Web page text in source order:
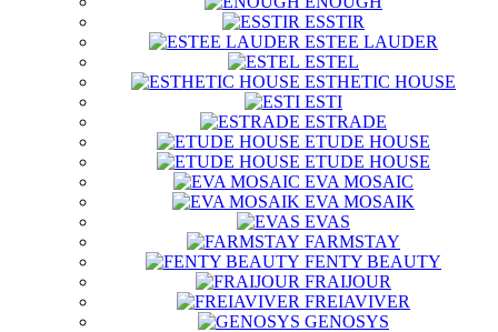
ESSTIR
ESTEE LAUDER
ESTEL
ESTHETIC HOUSE
ESTI
ESTRADE
ETUDE HOUSE
ETUDE HOUSE
EVA MOSAIC
EVA MOSAIK
EVAS
FARMSTAY
FENTY BEAUTY
FRAIJOUR
FREIAVIVER
GENOSYS